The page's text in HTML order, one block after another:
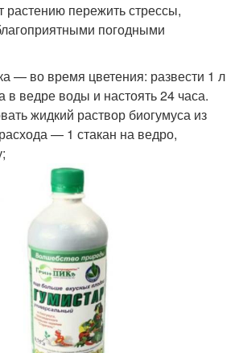
растению пережить стрессы,
погодными
— во время цветения: развести 1 л
в ведре воды и настоять 24 часа.
жидкий раствор биогумуса из
— 1 стакан на ведро,